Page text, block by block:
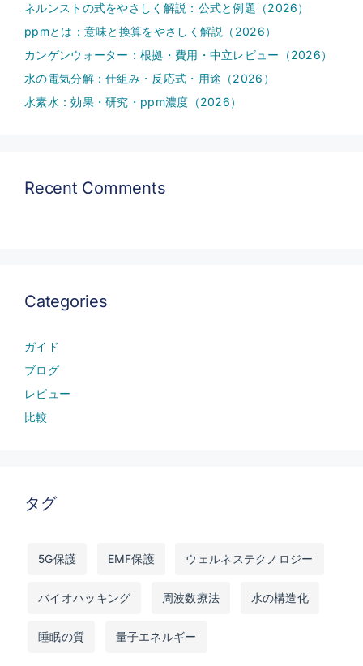
ネルンストの式をやさしく解説：公式と例題（2026）
ppmとは：意味と換算をやさしく解説（2026）
カンゲンウォーター：根拠・費用・中立レビュー（2026）
水の電気分解：仕組み・反応式・用途（2026）
水素水：効果・研究・ppm濃度（2026）
Recent Comments
Categories
ガイド
ブログ
レビュー
比較
タグ
5G保護 EMF保護 ウェルネステクノロジー
バイオハッキング 周波数療法 水の構造化
睡眠の質 量子エネルギー